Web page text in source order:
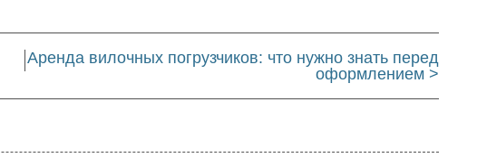
Аренда вилочных погрузчиков: что нужно знать перед
оформлением >